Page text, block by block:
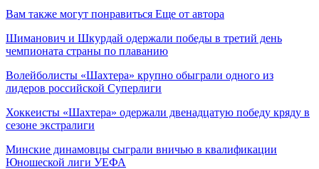
Вам также могут понравиться Еще от автора
Шиманович и Шкурдай одержали победы в третий день
чемпионата страны по плаванию
Волейболисты «Шахтера» крупно обыграли одного из
лидеров российской Суперлиги
Хоккеисты «Шахтера» одержали двенадцатую победу кряду в
сезоне экстралиги
Минские динамовцы сыграли вничью в квалификации
Юношеской лиги УЕФА